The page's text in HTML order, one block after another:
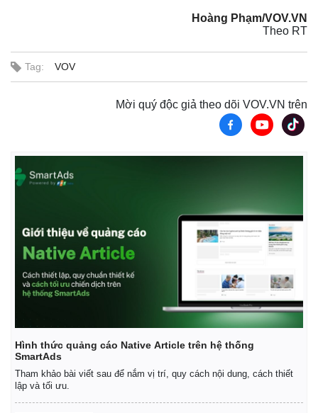
Infographic
Hoàng Phạm/VOV.VN
Theo RT
Tag: VOV
Mời quý độc giả theo dõi VOV.VN trên
Hình thức quảng cáo Native Article trên hệ thống
SmartAds
Tham khảo bài viết sau để nắm vị trí, quy cách nội dung, cách thiết
lập và tối ưu.